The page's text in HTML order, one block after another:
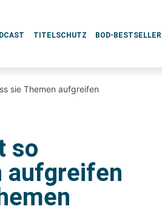
TITELSCHUTZ BOD-BESTSELLER
sie Themen aufgreifen
so
aufgreifen